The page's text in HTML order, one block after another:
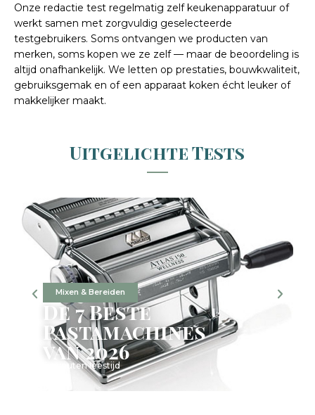
Onze redactie test regelmatig zelf keukenapparatuur of
werkt samen met zorgvuldig geselecteerde
testgebruikers. Soms ontvangen we producten van
merken, soms kopen we ze zelf — maar de beoordeling is
altijd onafhankelijk. We letten op prestaties, bouwkwaliteit,
gebruiksgemak en of een apparaat koken écht leuker of
makkelijker maakt.
Uitgelichte Tests
Mixen & Bereiden
De 7 Beste
Pastamachines
van 2026
5 minuten leestijd